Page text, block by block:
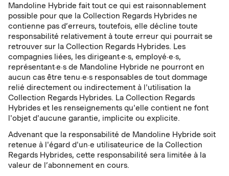
Mandoline Hybride fait tout ce qui est raisonnablement
possible pour que la Collection Regards Hybrides ne
contienne pas d’erreurs, toutefois, elle décline toute
responsabilité relativement à toute erreur qui pourrait se
retrouver sur la Collection Regards Hybrides. Les
compagnies liées, les dirigeant·e·s, employé·e·s,
représentant·e·s de Mandoline Hybride ne pourront en
aucun cas être tenu·e·s responsables de tout dommage
relié directement ou indirectement à l'utilisation la
Collection Regards Hybrides. La Collection Regards
Hybrides et les renseignements qu'elle contient ne font
l'objet d'aucune garantie, implicite ou explicite.
Advenant que la responsabilité de Mandoline Hybride soit
retenue à l'égard d'un·e utilisateurice de la Collection
Regards Hybrides, cette responsabilité sera limitée à la
valeur de l’abonnement en cours.